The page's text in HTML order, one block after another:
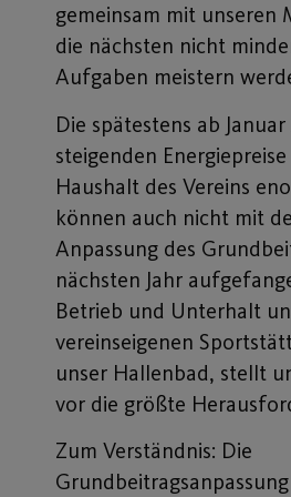
gemeinsam mit unseren
die nächsten nicht
Aufgaben meistern
Die spätestens ab Januar
steigenden
Haushalt des Vereins
können auch nicht mit
Anpassung des
nächsten Jahr
Betrieb und Unterhalt
vereinseigenen
unser Hallenbad, stellt
vor die größte
Zum Verständnis: Die